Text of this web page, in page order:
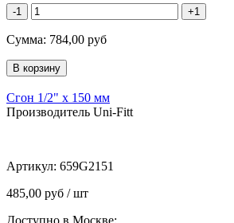
-1 +1
Сумма: 784,00 руб
Сгон 1/2" х 150 мм
Производитель Uni-Fitt
Артикул: 659G2151
485,00 руб / шт
Доступно в Москве: